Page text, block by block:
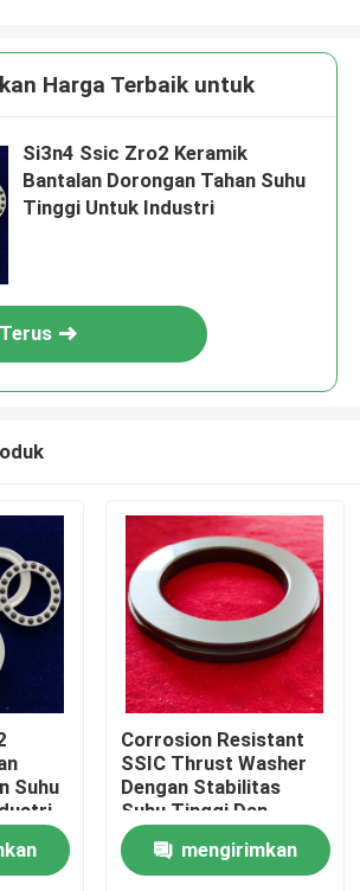
Harga Terbaik untuk
Si3n4 Ssic Zro2 Keramik
Bantalan Dorongan Tahan Suhu
Tinggi Untuk Industri
Terus
Suhu
Corrosion Resistant
SSIC Thrust Washer
Dengan Stabilitas
Suhu Tinggi Dan
Gosok Rendah Untuk
Aplikasi Industri
mengirimkan